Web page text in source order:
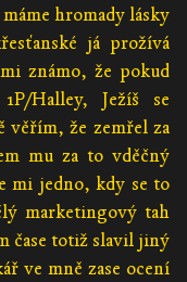
hromady lásky
já prožívá
známo, že pokud
Halley, Ježíš se
věřím, že zemřel za
mu za to vděčný
mi jedno, kdy se to
marketingový tah
čase totiž slavil jiný
ve mně zase ocení